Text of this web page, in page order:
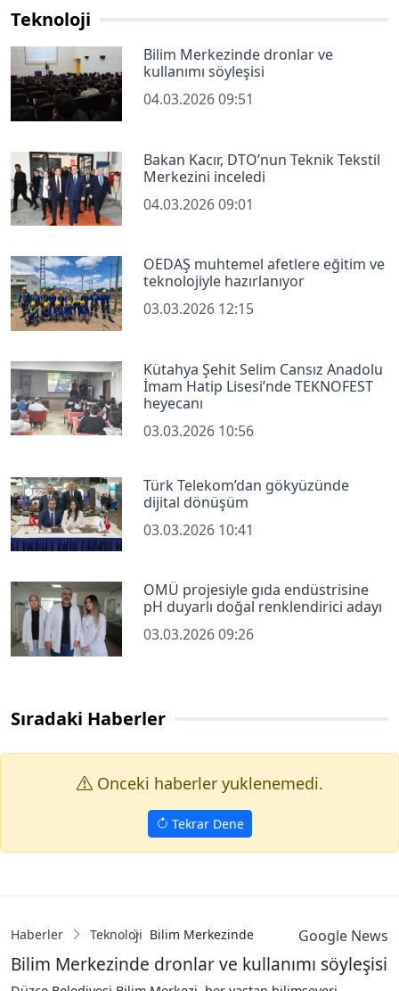
Teknoloji
Bilim Merkezinde dronlar ve
kullanımı söyleşisi
04.03.2026 09:51
Bakan Kacır, DTO’nun Teknik Tekstil
Merkezini inceledi
04.03.2026 09:01
OEDAŞ muhtemel afetlere eğitim ve
teknolojiyle hazırlanıyor
03.03.2026 12:15
Kütahya Şehit Selim Cansız Anadolu
İmam Hatip Lisesi’nde TEKNOFEST
heyecanı
03.03.2026 10:56
Türk Telekom’dan gökyüzünde
dijital dönüşüm
03.03.2026 10:41
OMÜ projesiyle gıda endüstrisine
pH duyarlı doğal renklendirici adayı
03.03.2026 09:26
Sıradaki Haberler
Onceki haberler yuklenemedi.
Tekrar Dene
Haberler Teknoloji Bilim Merkezinde dronlar ve kullanımı
Google News
Bilim Merkezinde dronlar ve kullanımı söyleşisi